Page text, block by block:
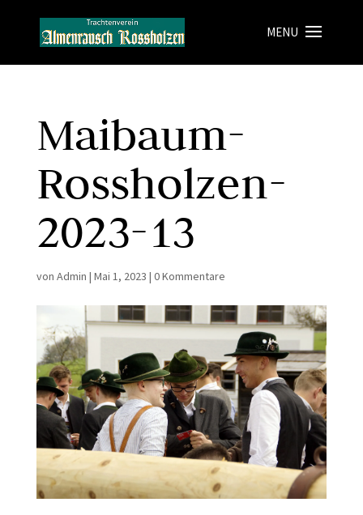
Maibaum-
Rossholzen-
2023-13
von Admin | Mai 1, 2023 | 0 Kommentare